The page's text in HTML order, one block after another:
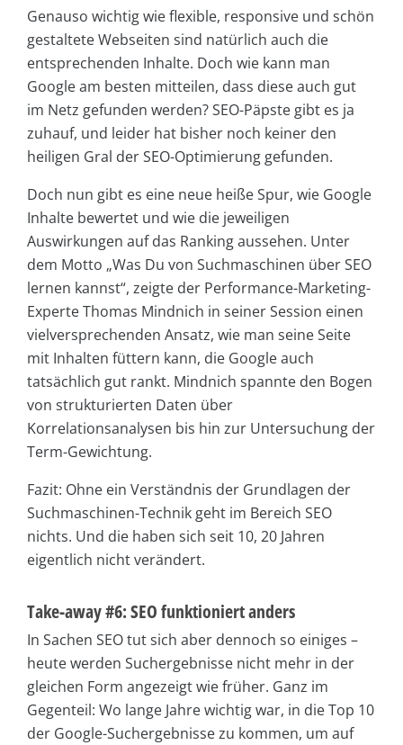
Genauso wichtig wie flexible, responsive und schön
gestaltete Webseiten sind natürlich auch die
entsprechenden Inhalte. Doch wie kann man
Google am besten mitteilen, dass diese auch gut
im Netz gefunden werden? SEO-Päpste gibt es ja
zuhauf, und leider hat bisher noch keiner den
heiligen Gral der SEO-Optimierung gefunden.
Doch nun gibt es eine neue heiße Spur, wie Google
Inhalte bewertet und wie die jeweiligen
Auswirkungen auf das Ranking aussehen. Unter
dem Motto „Was Du von Suchmaschinen über SEO
lernen kannst“, zeigte der Performance-Marketing-
Experte Thomas Mindnich in seiner Session einen
vielversprechenden Ansatz, wie man seine Seite
mit Inhalten füttern kann, die Google auch
tatsächlich gut rankt. Mindnich spannte den Bogen
von strukturierten Daten über
Korrelationsanalysen bis hin zur Untersuchung der
Term-Gewichtung.
Fazit: Ohne ein Verständnis der Grundlagen der
Suchmaschinen-Technik geht im Bereich SEO
nichts. Und die haben sich seit 10, 20 Jahren
eigentlich nicht verändert.
Take-away #6: SEO funktioniert anders
In Sachen SEO tut sich aber dennoch so einiges –
heute werden Suchergebnisse nicht mehr in der
gleichen Form angezeigt wie früher. Ganz im
Gegenteil: Wo lange Jahre wichtig war, in die Top 10
der Google-Suchergebnisse zu kommen, um auf